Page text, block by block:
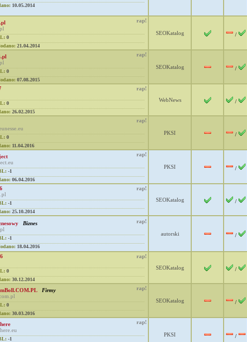
10.05.2014
rap!
0
21.04.2014
SEOKatalog /
rap!
0
07.08.2015
SEOKatalog /
rap!
0
26.02.2015
WebNews /
rap!
0
11.04.2016
PKSI /
rap!
-1
06.04.2016
PKSI /
rap!
-1
25.10.2014
SEOKatalog /
Biznes
rap!
-1
18.04.2016
autorski /
rap!
0
30.12.2014
SEOKatalog /
Firmy
rap!
0
30.03.2016
SEOKatalog /
rap!
-1
PKSI /